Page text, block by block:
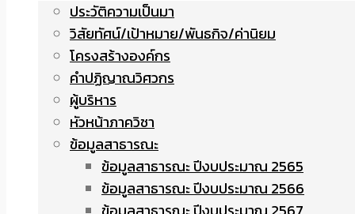
ประวัติความเป็นมา
วิสัยทัศน์/เป้าหมาย/พันธกิจ/ค่านิยม
โครงสร้างองค์กร
คำปฏิญาณวิศวกร
ผู้บริหาร
หัวหน้าภาควิชา
ข้อมูลสาธารณะ
ข้อมูลสาธารณะ ปีงบประมาณ 2565
ข้อมูลสาธารณะ ปีงบประมาณ 2566